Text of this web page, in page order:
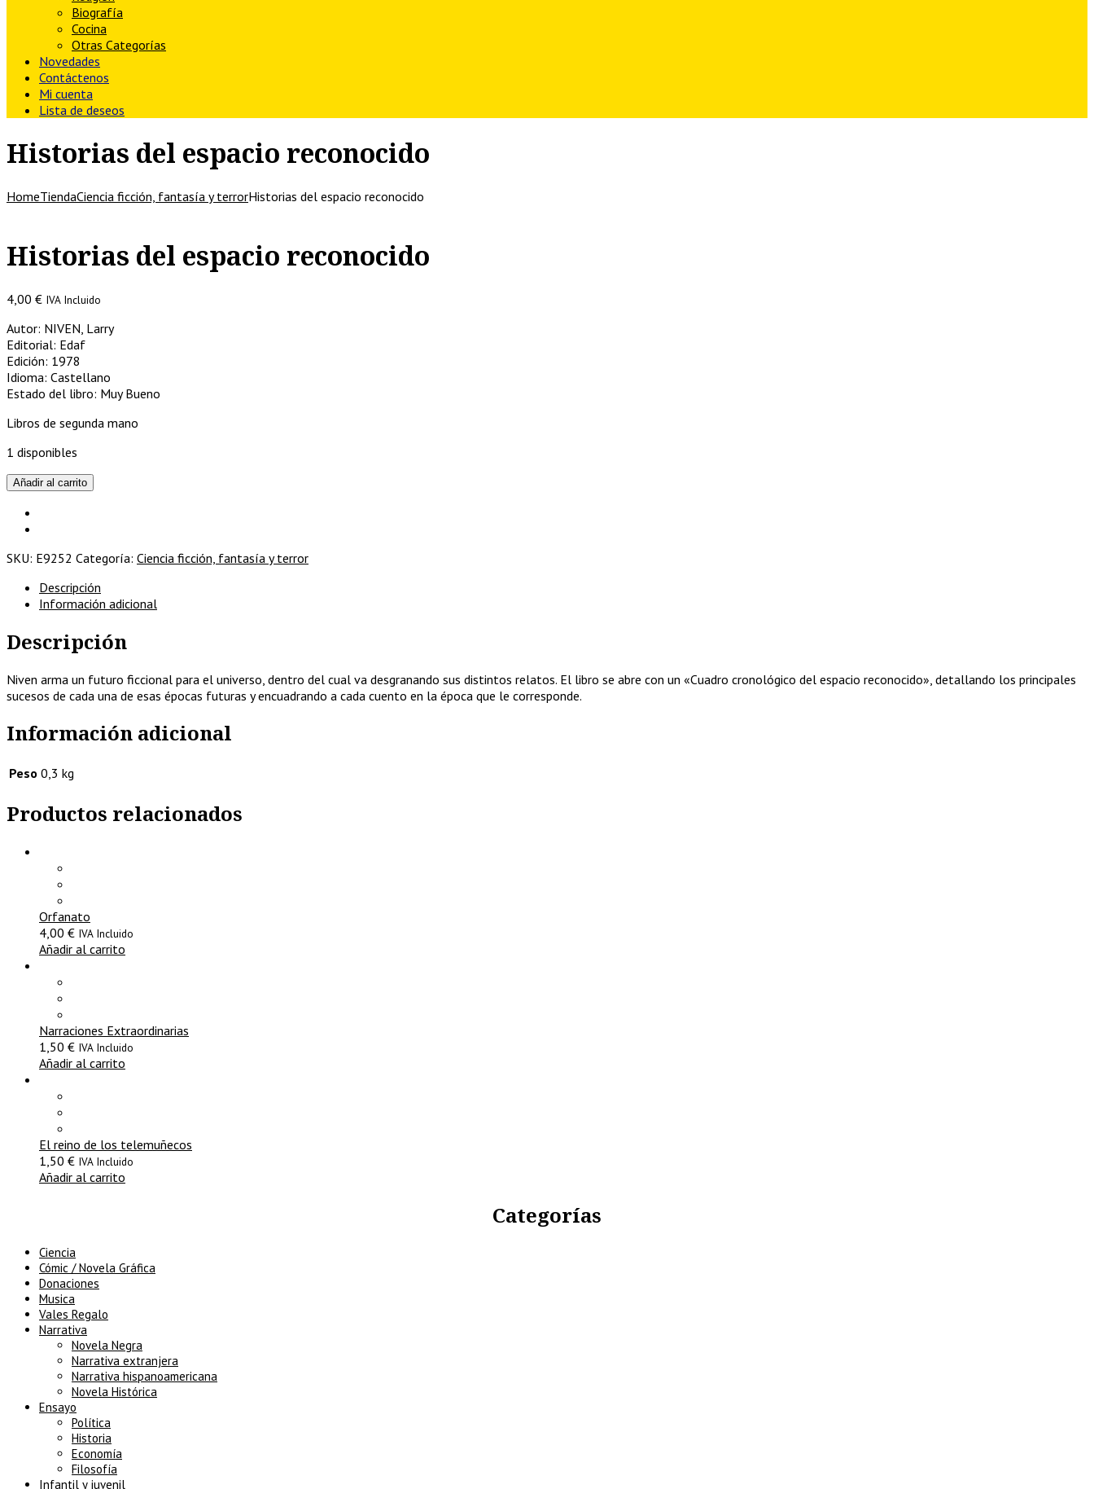
Biografía
Cocina
Otras Categorías
Novedades
Contáctenos
Mi cuenta
Lista de deseos
Historias del espacio reconocido
HomeTiendaCiencia ficción, fantasía y terrorHistorias del espacio reconocido
Historias del espacio reconocido
4,00 € IVA Incluido
Autor: NIVEN, Larry
Editorial: Edaf
Edición: 1978
Idioma: Castellano
Estado del libro: Muy Bueno
Libros de segunda mano
1 disponibles
Historias
del
espacio
reconocido
Añadir al carrito
SKU: E9252 Categoría: Ciencia ficción, fantasía y terror
Descripción
Información adicional
Descripción
Niven arma un futuro ficcional para el universo, dentro del cual va desgranando sus distintos relatos. El libro se abre con un «Cuadro cronológico del espacio reconocido», detallando los principales
sucesos de cada una de esas épocas futuras y encuadrando a cada cuento en la época que le corresponde.
Información adicional
Peso 0,3 kg
Productos relacionados
Orfanato
4,00 € IVA Incluido
Añadir al carrito
Narraciones Extraordinarias
1,50 € IVA Incluido
Añadir al carrito
El reino de los telemuñecos
1,50 € IVA Incluido
Añadir al carrito
Categorías
Ciencia
Cómic / Novela Gráfica
Donaciones
Musica
Vales Regalo
Narrativa
Novela Negra
Narrativa extranjera
Narrativa hispanoamericana
Novela Histórica
Ensayo
Política
Historia
Economía
Filosofía
Infantil y juvenil